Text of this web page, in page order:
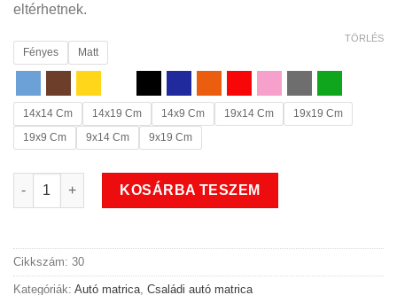
eltérhetnek.
Fényes Matt
14x14 Cm 14x19 Cm 14x9 Cm 19x14 Cm
19x19 Cm
19x9 Cm
9x14 Cm 9x19 Cm
TÖRLÉS
Kedves anya családi autó matrica mennyiség
KOSÁRBA TESZEM
Cikkszám: 30
Kategóriák: Autó matrica Családi autó matrica